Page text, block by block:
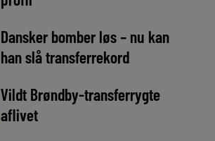
Dansker bomber løs – nu kan
han slå transferrekord
Vildt Brøndby-transferrygte
aflivet